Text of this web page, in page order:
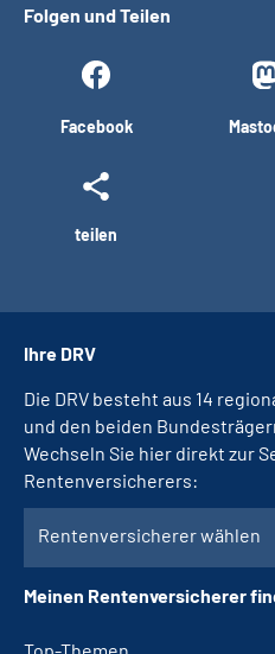
Folgen und Teilen
Facebook
teilen
Ihre DRV
Die DRV besteht aus 14
und den beiden
Wechseln Sie hier direkt zur
Rentenversicherers:
Rentenversicherer wählen
Meinen Rentenversicherer